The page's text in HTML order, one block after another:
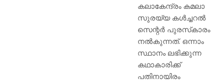
കലാകേന്ദ്രം കമലാ
സുരയ്യ കള്‍ച്ചറല്‍
സെന്റര്‍ പുരസ്‌കാരം
നല്‍കുന്നത്. ഒന്നാം
സ്ഥാനം ലഭിക്കുന്ന
കഥാകാരിക്ക്
പതിനായിരം